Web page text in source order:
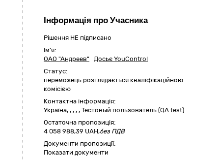
Інформація про Учасника
Рішення НЕ підписано
Ім'я:
ОАО "Андреев" Досьє YouControl
Статус:
переможець розглядається кваліфікаційною
комісією
Контактна інформація:
Україна, , , , , Тестовый пользователь (QA test)
Остаточна пропозиція:
4 058 988,39 UAH,без ПДВ
Документи пропозиції:
Показати документи